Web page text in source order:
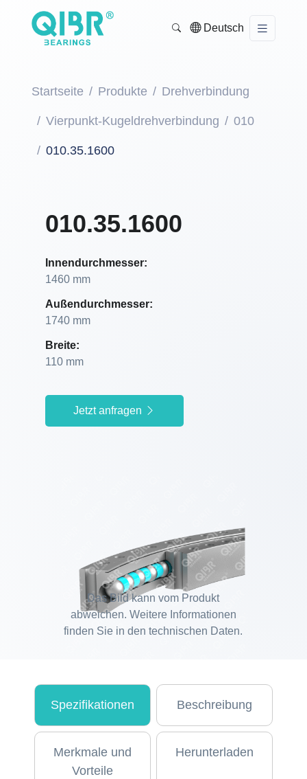
Deutsch
Startseite Produkte Drehverbindung
Vierpunkt-Kugeldrehverbindung 010
010.35.1600
010.35.1600
Innendurchmesser:
1460 mm
Außendurchmesser:
1740 mm
Breite:
110 mm
Jetzt anfragen
Das Bild kann vom Produkt
abweichen. Weitere Informationen
finden Sie in den technischen Daten.
Spezifikationen Beschreibung
Merkmale und
Vorteile
Herunterladen